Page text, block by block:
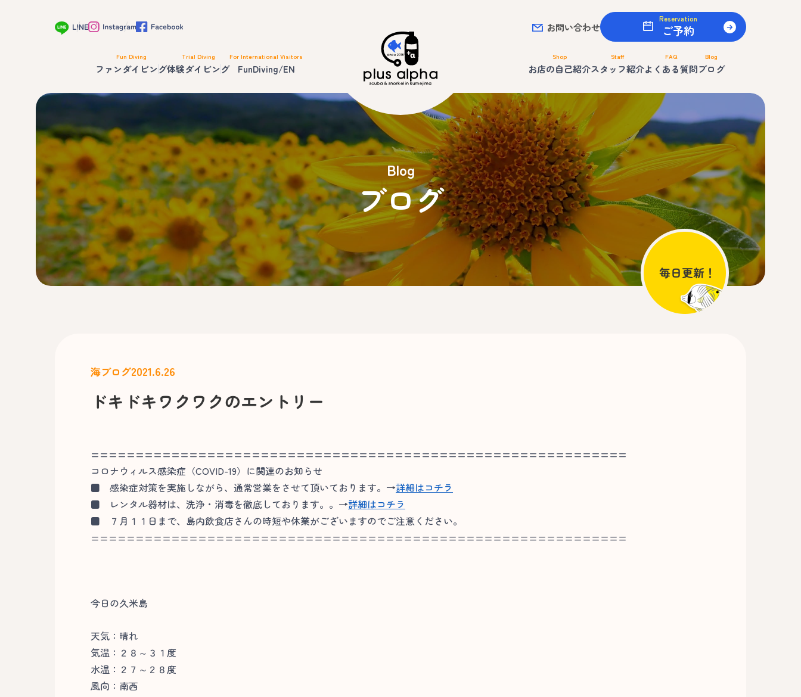
お問い合わせ
Reservation
ご予約
Fun Diving
ファンダイビング
Trial Diving
体験ダイビング
For International Visitors
FunDiving/EN
Shop
お店の自己紹介
Staff
スタッフ紹介
FAQ
よくある質問
Blog
ブログ
Blog
ブログ
海ブログ2021.6.26
ドキドキワクワクのエントリー
============================================================
コロナウィルス感染症（COVID-19）に関連のお知らせ
■ 感染症対策を実施しながら、通常営業をさせて頂いております。→詳細はコチラ
■ レンタル器材は、洗浄・消毒を徹底しております。。→詳細はコチラ
■ ７月１１日まで、島内飲食店さんの時短や休業がございますのでご注意ください。
============================================================
今日の久米島
天気：晴れ
気温：２８～３１度
水温：２７～２８度
風向：南西